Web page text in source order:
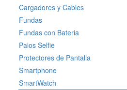
Cargadores y Cables
Fundas
Fundas con Bateria
Palos Selfie
Protectores de Pantalla
Smartphone
SmartWatch